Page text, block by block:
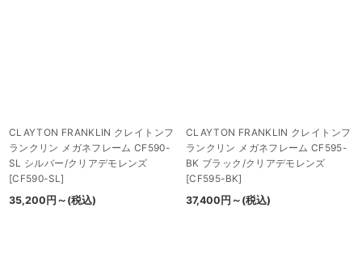
CLAYTON FRANKLIN クレイトンフ
ランクリン メガネフレーム CF590-
SL シルバー/クリアデモレンズ
[CF590-SL]
35,200 円 ～ (税込)
CLAYTON FRANKLIN クレイトンフ
ランクリン メガネフレーム CF595-
BK ブラック/クリアデモレンズ
[CF595-BK]
37,400 円 ～ (税込)